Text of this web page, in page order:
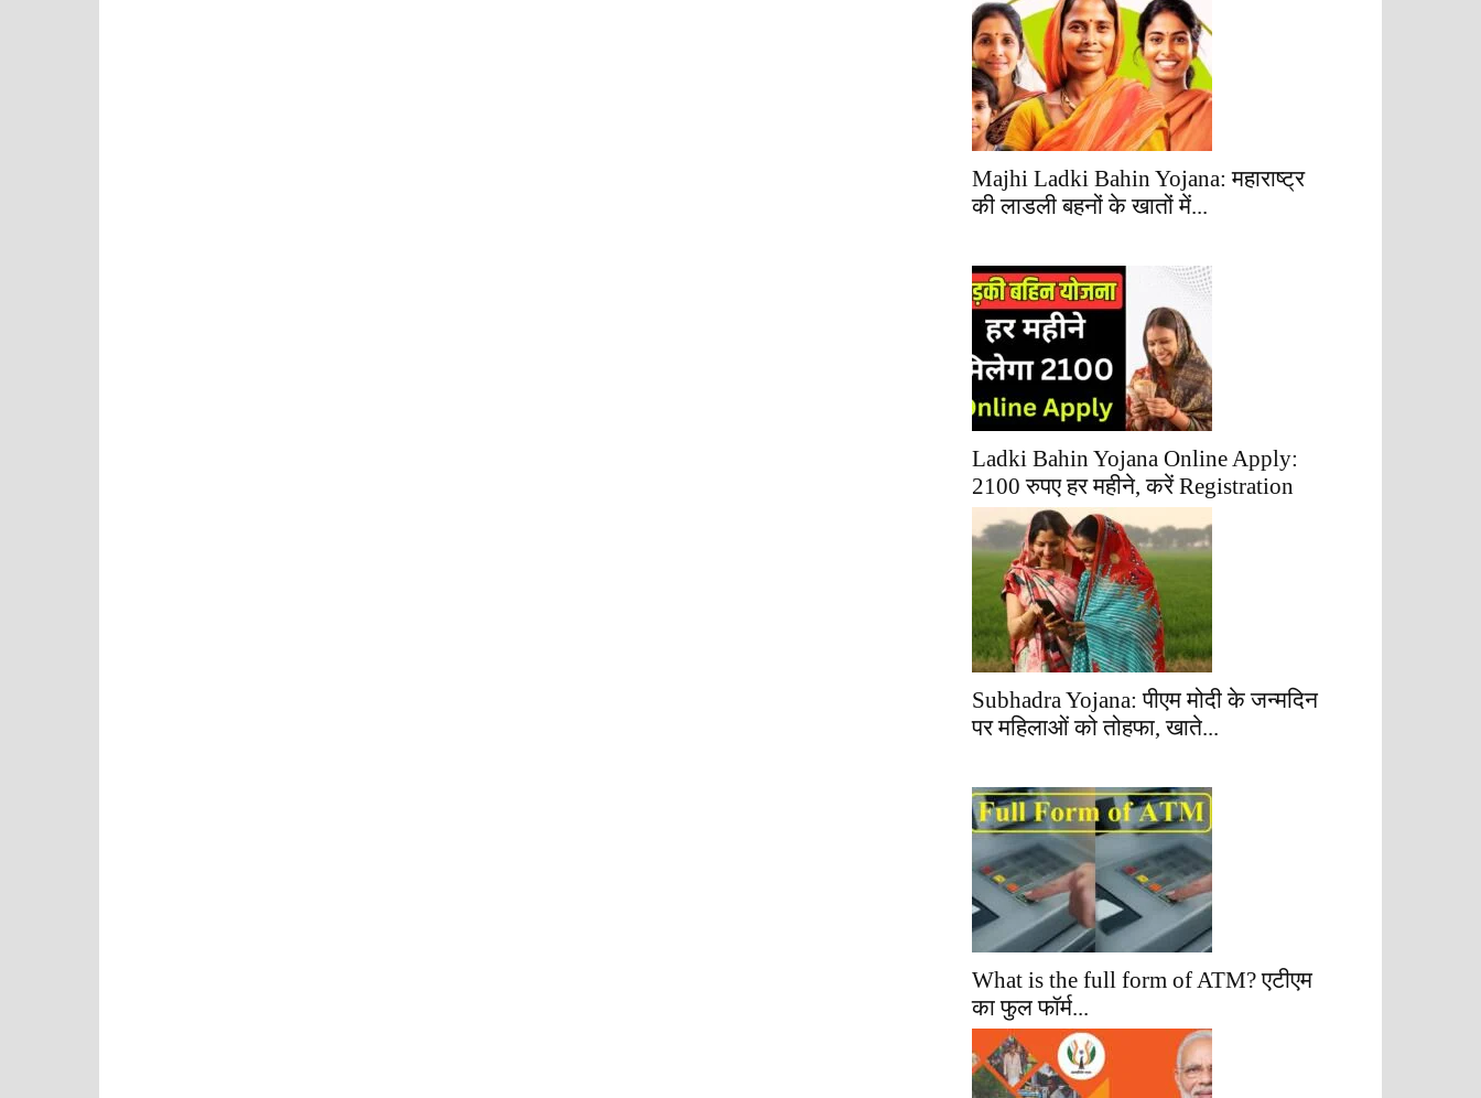
Majhi Ladki Bahin Yojana: महाराष्ट्र
की लाडली बहनों के खातों में...
Ladki Bahin Yojana Online Apply:
2100 रुपए हर महीने, करें Registration
Subhadra Yojana: पीएम मोदी के जन्मदिन
पर महिलाओं को तोहफा, खाते...
What is the full form of ATM? एटीएम
का फुल फॉर्म...